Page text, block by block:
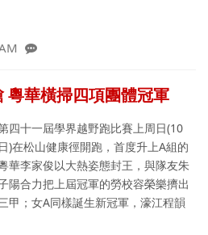
粵華橫掃四項團體冠軍
四十一屆學界越野跑比賽上周日(10
日)在松山健康徑開跑，首度升上A組的
華李家俊以大熱姿態封王，與隊友朱
陽合力把上屆冠軍的勞校容榮樂擠出
甲；女A同樣誕生新冠軍，濠江程韻